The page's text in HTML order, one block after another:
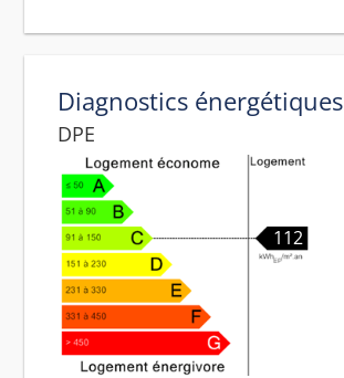
Diagnostics énergétiques
DPE
112